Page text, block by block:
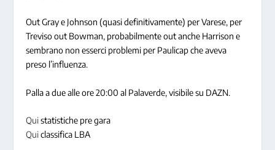
Out Gray e Johnson (quasi definitivamente) per Varese, per
Treviso out Bowman, probabilmente out anche Harrison e
sembrano non esserci problemi per Paulicap che aveva
preso l’influenza.
Palla a due alle ore 20:00 al Palaverde, visibile su DAZN.
Quistatistiche pre gara
Quiclassifica LBA